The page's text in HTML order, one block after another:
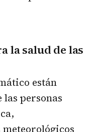
la salud de las
están
personas
meteorológicos